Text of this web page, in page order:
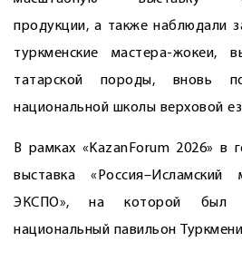
продукции, а также наблюдали
туркменские мастера-жокеи,
татарской породы, вновь
национальной школы верховой
В рамках «KazanForum 2026» в
выставка «Россия–Исламский
ЭКСПО», на которой был
национальный павильон